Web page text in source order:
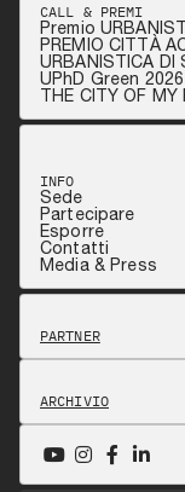
CALL & PREMI
Premio
PREMIO CITTÀ
URBANISTICA DI
UPhD Green
THE CITY OF MY
INFO
Sede
Partecipare
Esporre
Contatti
Media & Press
PARTNER
ARCHIVIO